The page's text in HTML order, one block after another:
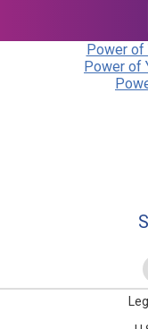
Power of
Power of